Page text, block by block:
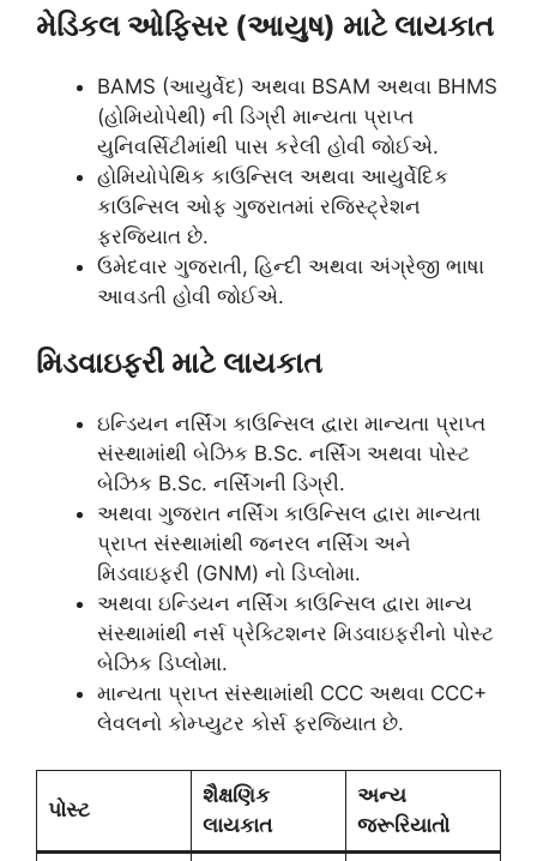
મેડિકલ ઓફિસર (આયુષ) માટે લાયકાત
BAMS (આયુર્વેદ) અથવા BSAM અથવા BHMS
(હોમિયોપેથી) ની ડિગ્રી માન્યતા પ્રાપ્ત
યુનિવર્સિટીમાંથી પાસ કરેલી હોવી જોઈએ.
હોમિયોપેથિક કાઉન્સિલ અથવા આયુર્વેદિક
કાઉન્સિલ ઓફ ગુજરાતમાં રજિસ્ટ્રેશન
ફરજિયાત છે.
ઉમેદવાર ગુજરાતી, હિન્દી અથવા અંગ્રેજી ભાષા
આવડતી હોવી જોઈએ.
મિડવાઇફરી માટે લાયકાત
ઇન્ડિયન નર્સિંગ કાઉન્સિલ દ્વારા માન્યતા પ્રાપ્ત
સંસ્થામાંથી બેઝિક B.Sc. નર્સિંગ અથવા પોસ્ટ
બેઝિક B.Sc. નર્સિંગની ડિગ્રી.
અથવા ગુજરાત નર્સિંગ કાઉન્સિલ દ્વારા માન્યતા
પ્રાપ્ત સંસ્થામાંથી જનરલ નર્સિંગ અને
મિડવાઇફરી (GNM) નો ડિપ્લોમા.
અથવા ઇન્ડિયન નર્સિંગ કાઉન્સિલ દ્વારા માન્ય
સંસ્થામાંથી નર્સ પ્રેક્ટિશનર મિડવાઇફરીનો પોસ્ટ
બેઝિક ડિપ્લોમા.
માન્યતા પ્રાપ્ત સંસ્થામાંથી CCC અથવા CCC+
લેવલનો કોમ્પ્યુટર કોર્સ ફરજિયાત છે.
પોસ્ટ
શૈક્ષણિક
લાયકાત
અન્ય
જરૂરિયાતો